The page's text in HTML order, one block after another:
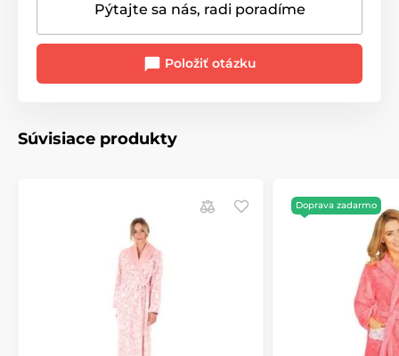
Pýtajte sa nás, radi poradíme
Položiť otázku
Súvisiace produkty
Doprava zadarmo